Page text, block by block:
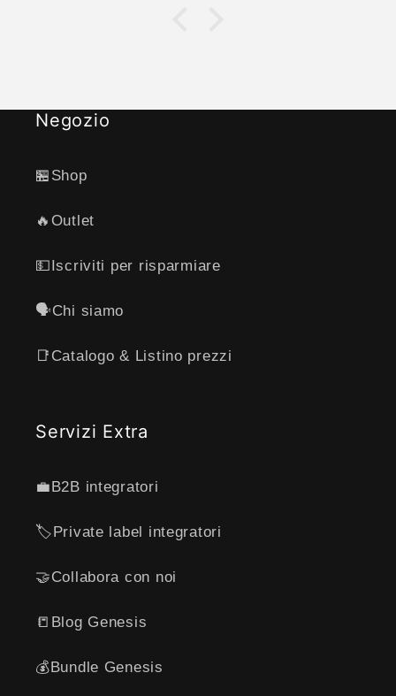
Negozio
🏪Shop
🔥Outlet
💵Iscriviti per risparmiare
🗣️Chi siamo
📑Catalogo & Listino prezzi
Servizi Extra
💼B2B integratori
🏷️Private label integratori
🤝Collabora con noi
📒Blog Genesis
💰Bundle Genesis